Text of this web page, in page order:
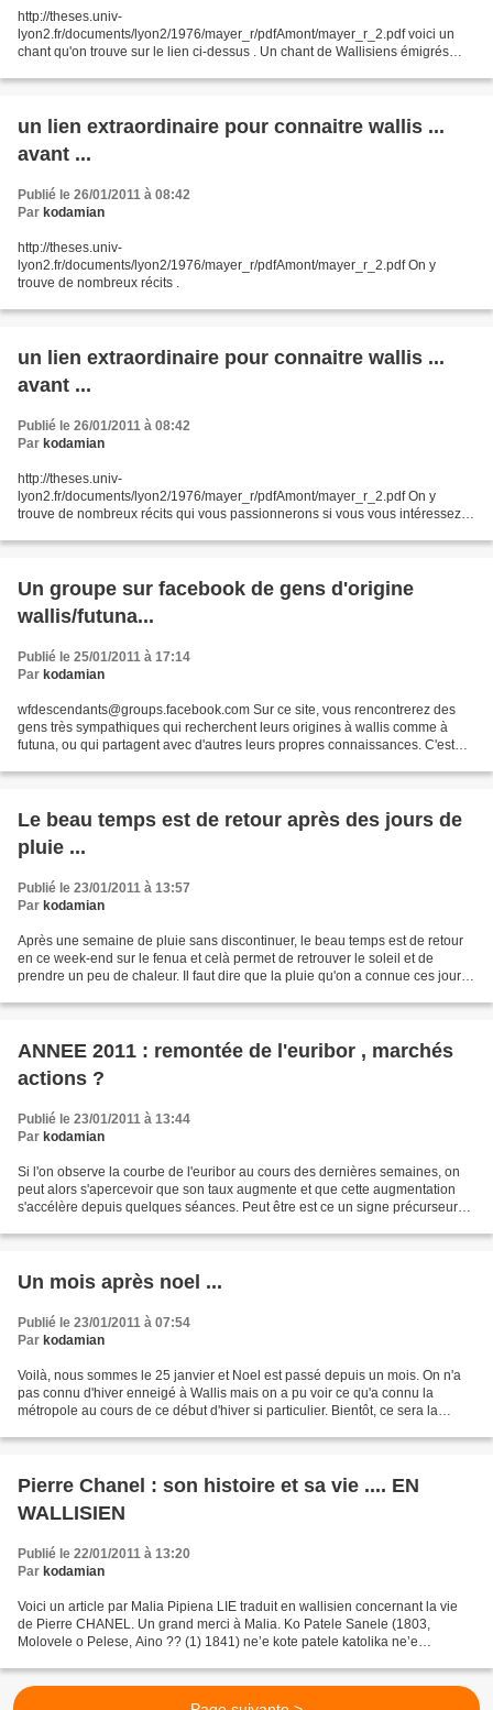
http://theses.univ-
lyon2.fr/documents/lyon2/1976/mayer_r/pdfAmont/mayer_r_2.pdf voici un
chant qu'on trouve sur le lien ci-dessus . Un chant de Wallisiens émigrés
mole tonu kau...
un lien extraordinaire pour connaitre wallis ...
avant ...
Publié le 26/01/2011 à 08:42
Par kodamian
http://theses.univ-
lyon2.fr/documents/lyon2/1976/mayer_r/pdfAmont/mayer_r_2.pdf On y
trouve de nombreux récits .
un lien extraordinaire pour connaitre wallis ...
avant ...
Publié le 26/01/2011 à 08:42
Par kodamian
http://theses.univ-
lyon2.fr/documents/lyon2/1976/mayer_r/pdfAmont/mayer_r_2.pdf On y
trouve de nombreux récits qui vous passionnerons si vous vous intéressez
Un groupe sur facebook de gens d'origine
wallis/futuna...
Publié le 25/01/2011 à 17:14
Par kodamian
wfdescendants@groups.facebook.com Sur ce site, vous rencontrerez des
gens très sympathiques qui recherchent leurs origines à wallis comme à
futuna, ou qui partagent avec d'autres leurs propres connaissances. C'est
Le beau temps est de retour après des jours de
pluie ...
Publié le 23/01/2011 à 13:57
Par kodamian
Après une semaine de pluie sans discontinuer, le beau temps est de retour
en ce week-end sur le fenua et celà permet de retrouver le soleil et de
prendre un peu de chaleur. Il faut dire que la pluie qu'on a connue ces jours-
ANNEE 2011 : remontée de l'euribor , marchés
actions ?
Publié le 23/01/2011 à 13:44
Par kodamian
Si l'on observe la courbe de l'euribor au cours des dernières semaines, on
peut alors s'apercevoir que son taux augmente et que cette augmentation
s'accélère depuis quelques séances. Peut être est ce un signe précurseur
Un mois après noel ...
Publié le 23/01/2011 à 07:54
Par kodamian
Voilà, nous sommes le 25 janvier et Noel est passé depuis un mois. On n'a
pas connu d'hiver enneigé à Wallis mais on a pu voir ce qu'a connu la
métropole au cours de ce début d'hiver si particulier. Bientôt, ce sera la
Pierre Chanel : son histoire et sa vie .... EN
WALLISIEN
Publié le 22/01/2011 à 13:20
Par kodamian
Voici un article par Malia Pipiena LIE traduit en wallisien concernant la vie
de Pierre CHANEL. Un grand merci à Malia. Ko Patele Sanele (1803,
Molovele o Pelese, Aino ?? (1) 1841) ne’e kote patele katolika ne’e